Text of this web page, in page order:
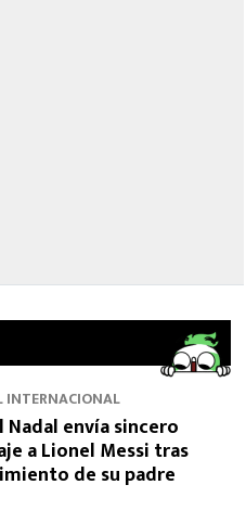
INTERNACIONAL
Nadal envía sincero
a Lionel Messi tras
de su padre